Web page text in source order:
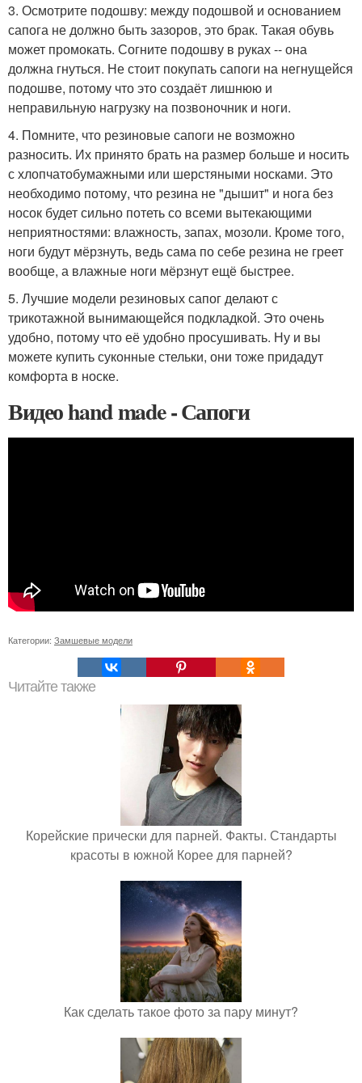
3. Осмотрите подошву: между подошвой и основанием
сапога не должно быть зазоров, это брак. Такая обувь
может промокать. Согните подошву в руках -- она
должна гнуться. Не стоит покупать сапоги на негнущейся
подошве, потому что это создаёт лишнюю и
неправильную нагрузку на позвоночник и ноги.
4. Помните, что резиновые сапоги не возможно
разносить. Их принято брать на размер больше и носить
с хлопчатобумажными или шерстяными носками. Это
необходимо потому, что резина не "дышит" и нога без
носок будет сильно потеть со всеми вытекающими
неприятностями: влажность, запах, мозоли. Кроме того,
ноги будут мёрзнуть, ведь сама по себе резина не греет
вообще, а влажные ноги мёрзнут ещё быстрее.
5. Лучшие модели резиновых сапог делают с
трикотажной вынимающейся подкладкой. Это очень
удобно, потому что её удобно просушивать. Ну и вы
можете купить суконные стельки, они тоже придадут
комфорта в носке.
Видео hand made - Сапоги
Категории: Замшевые модели
Читайте также
Корейские прически для парней. Факты. Стандарты
красоты в южной Корее для парней?
Как сделать такое фото за пару минут?